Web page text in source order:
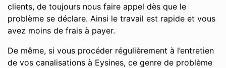
clients, de toujours nous faire appel dès que le
problème se déclare. Ainsi le travail est rapide et vous
avez moins de frais à payer.
De même, si vous procéder régulièrement à l’entretien
de vos canalisations à Eysines, ce genre de problème